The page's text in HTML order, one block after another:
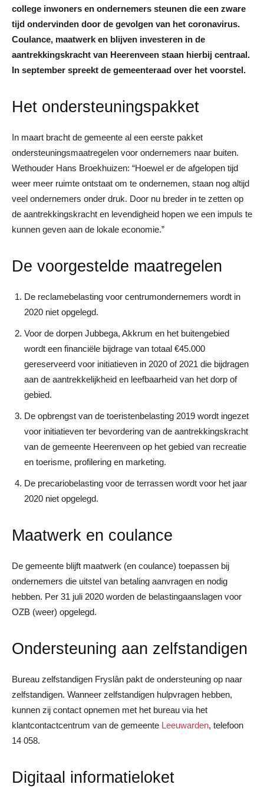
college inwoners en ondernemers steunen die een zware
tijd ondervinden door de gevolgen van het coronavirus.
Coulance, maatwerk en blijven investeren in de
aantrekkingskracht van Heerenveen staan hierbij centraal.
In september spreekt de gemeenteraad over het voorstel.
Het ondersteuningspakket
In maart bracht de gemeente al een eerste pakket
ondersteuningsmaatregelen voor ondernemers naar buiten.
Wethouder Hans Broekhuizen: “Hoewel er de afgelopen tijd
weer meer ruimte ontstaat om te ondernemen, staan nog altijd
veel ondernemers onder druk. Door nu breder in te zetten op
de aantrekkingskracht en levendigheid hopen we een impuls te
kunnen geven aan de lokale economie.”
De voorgestelde maatregelen
De reclamebelasting voor centrumondernemers wordt in
2020 niet opgelegd.
Voor de dorpen Jubbega, Akkrum en het buitengebied
wordt een financiële bijdrage van totaal €45.000
gereserveerd voor initiatieven in 2020 of 2021 die bijdragen
aan de aantrekkelijkheid en leefbaarheid van het dorp of
gebied.
De opbrengst van de toeristenbelasting 2019 wordt ingezet
voor initiatieven ter bevordering van de aantrekkingskracht
van de gemeente Heerenveen op het gebied van recreatie
en toerisme, profilering en marketing.
De precariobelasting voor de terrassen wordt voor het jaar
2020 niet opgelegd.
Maatwerk en coulance
De gemeente blijft maatwerk (en coulance) toepassen bij
ondernemers die uitstel van betaling aanvragen en nodig
hebben. Per 31 juli 2020 worden de belastingaanslagen voor
OZB (weer) opgelegd.
Ondersteuning aan zelfstandigen
Bureau zelfstandigen Fryslân pakt de ondersteuning op naar
zelfstandigen. Wanneer zelfstandigen hulpvragen hebben,
kunnen zij contact opnemen met het bureau via het
klantcontactcentrum van de gemeente Leeuwarden, telefoon
14 058.
Digitaal informatieloket